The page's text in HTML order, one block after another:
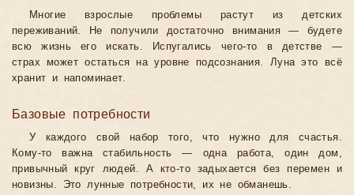
Многие взрослые проблемы растут из детских
переживаний. Не получили достаточно внимания — будете
всю жизнь его искать. Испугались чего-то в детстве —
страх может остаться на уровне подсознания. Луна это всё
хранит и напоминает.
Базовые потребности
У каждого свой набор того, что нужно для счастья.
Кому-то важна стабильность — одна работа, один дом,
привычный круг людей. А кто-то задыхается без перемен и
новизны. Это лунные потребности, их не обманешь.